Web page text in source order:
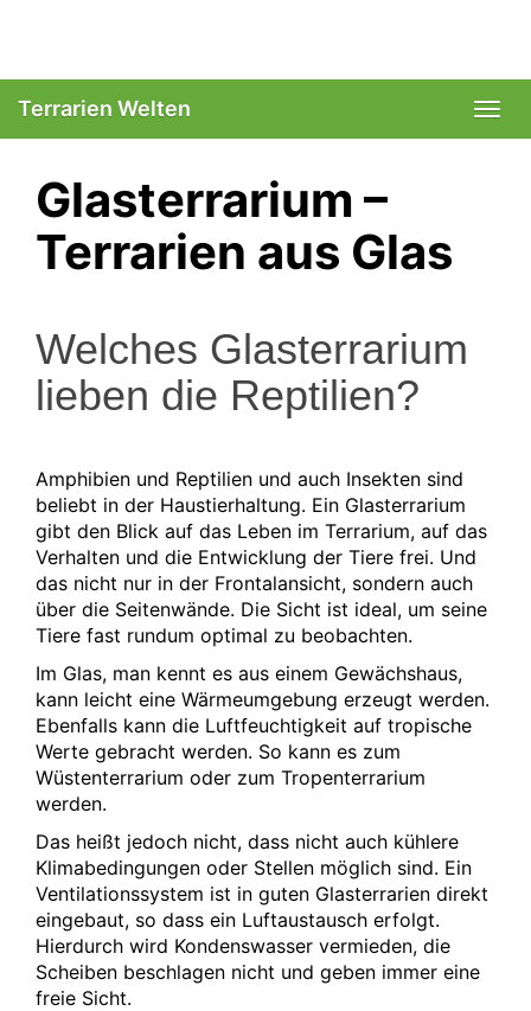
Terrarien Welten
Glasterrarium –
Terrarien aus Glas
Welches Glasterrarium
lieben die Reptilien?
Amphibien und Reptilien und auch Insekten sind
beliebt in der Haustierhaltung. Ein Glasterrarium
gibt den Blick auf das Leben im Terrarium, auf das
Verhalten und die Entwicklung der Tiere frei. Und
das nicht nur in der Frontalansicht, sondern auch
über die Seitenwände. Die Sicht ist ideal, um seine
Tiere fast rundum optimal zu beobachten.
Im Glas, man kennt es aus einem Gewächshaus,
kann leicht eine Wärmeumgebung erzeugt werden.
Ebenfalls kann die Luftfeuchtigkeit auf tropische
Werte gebracht werden. So kann es zum
Wüstenterrarium oder zum Tropenterrarium
werden.
Das heißt jedoch nicht, dass nicht auch kühlere
Klimabedingungen oder Stellen möglich sind. Ein
Ventilationssystem ist in guten Glasterrarien direkt
eingebaut, so dass ein Luftaustausch erfolgt.
Hierdurch wird Kondenswasser vermieden, die
Scheiben beschlagen nicht und geben immer eine
freie Sicht.